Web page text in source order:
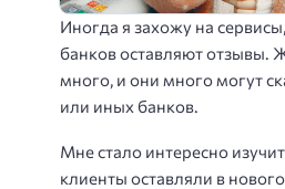
Иногда я захожу на
банков оставляют отзывы.
много, и они много могут
или иных банков.
Мне стало интересно
клиенты оставляли в